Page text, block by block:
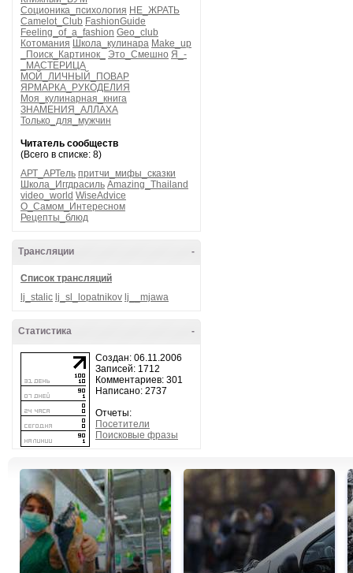
Соционика_психология НЕ_ЖРАТЬ
Camelot_Club FashionGuide
Feeling_of_a_fashion Geo_club
Котомания Школа_кулинара Make_up
_Поиск_Картинок_
Это_Смешно Я_-
_МАСТЕРИЦА
МОЙ_ЛИЧНЫЙ_ПОВАР
ЯРМАРКА_РУКОДЕЛИЯ
Моя_кулинарная_книга
ЗНАМЕНИЯ_АЛЛАХА
Только_для_мужчин
Читатель сообществ
(Всего в списке: 8)
АРТ_АРТель притчи_мифы_сказки
Школа_Иггдрасиль Amazing_Thailand
video_world WiseAdvice
О_Самом_Интересном
Рецепты_блюд
-
Трансляции
Список трансляций
lj_stalic lj_sl_lopatnikov lj__mjawa
-
Статистика
Создан: 06.11.2006
Записей: 1712
Комментариев: 301
Написано: 2737
Отчеты:
Посетители
Поисковые фразы